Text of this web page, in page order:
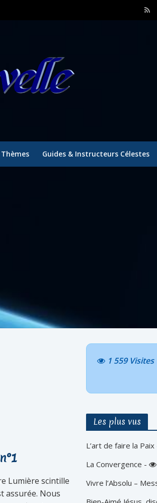
Thèmes Guides & Instructeurs Célestes
Lumière scintille
assurée. Nous
1 559 Visites
Les plus vus
L’art de faire la
La Convergence -
Vivre l’Absolu –